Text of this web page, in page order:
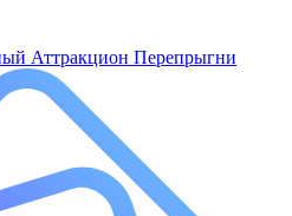
Аттракцион Перепрыгни